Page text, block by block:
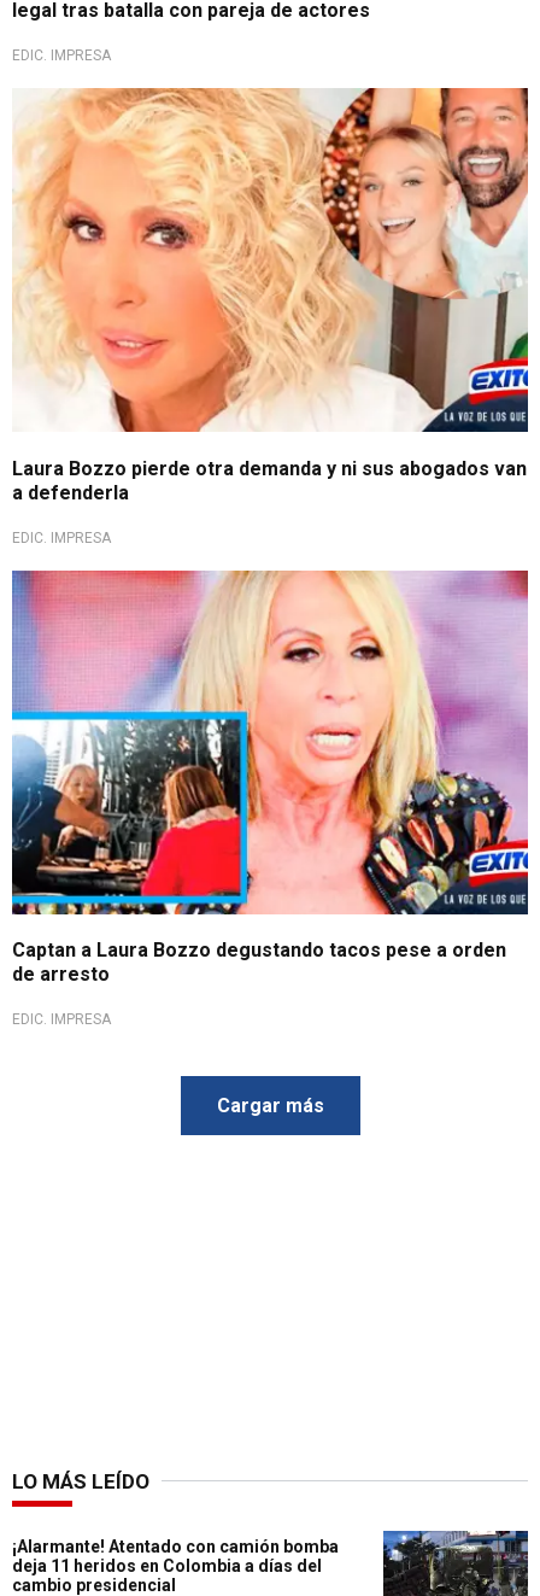
legal tras batalla con pareja de actores
EDIC. IMPRESA
Laura Bozzo pierde otra demanda y ni sus abogados van
a defenderla
EDIC. IMPRESA
Captan a Laura Bozzo degustando tacos pese a orden
de arresto
EDIC. IMPRESA
Cargar más
LO MÁS LEÍDO
¡Alarmante! Atentado con camión bomba
deja 11 heridos en Colombia a días del
cambio presidencial